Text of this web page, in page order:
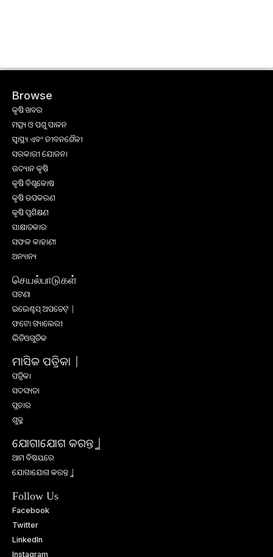
Browse
କୃଷି ଖବର
ମତ୍ସ୍ୟ ଓ ପଶୁ ପାଳନ
ସ୍ୱାସ୍ଥ୍ୟ ଏବଂ ଜୀବନଶୈଳୀ
ସରକାରୀ ଯୋଜନା
ଉଦ୍ୟାନ କୃଷି
କୃଷି ବିଶ୍ବକୋଷ
କୃଷି ଉପକରଣ
କୃଷି ପ୍ରଶିକ୍ଷଣ
ସାକ୍ଷାତକାର
ସଫଳ କାହାଣୀ
ଅନ୍ୟାନ୍ୟ
செயல்பாடுகள்
ଘଟଣା
ଇଭେଣ୍ଟସ୍ ଅପଡେଟ୍ |
ଫଟୋ ଗ୍ୟାଲେରୀ
ଭିଡିଓଗୁଡିକ
ମାସିକ ପତ୍ରିକା |
ପତ୍ରିକା
ସଦସ୍ୟତା
ପ୍ରଚାର
ଶୁଳ୍କ
ଯୋଗାଯୋଗ କରନ୍ତୁ |
ଆମ ବିଷୟରେ
ଯୋଗାଯୋଗ କରନ୍ତୁ |
Follow Us
Facebook
Twitter
LinkedIn
Instagram